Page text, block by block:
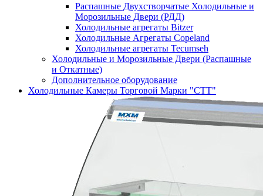
Распашные Двухстворчатые Холодильные и
Морозильные Двери (РДД)
Холодильные агрегаты Bitzer
Холодильные Агрегаты Copeland
Холодильные агрегаты Tecumseh
Холодильные и Морозильные Двери (Распашные
и Откатные)
Дополнительное оборудование
Холодильные Камеры Торговой Марки "СТТ"